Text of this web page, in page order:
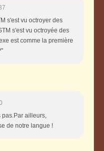
s'est vu octroyer des
s'est vu octroyée des
est comme la première
pas.Par ailleurs,
de notre langue !